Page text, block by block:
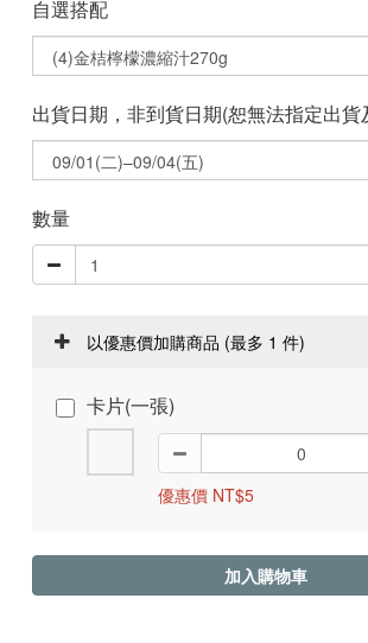
自選搭配
出貨日期，非到貨日期(恕無法指定出貨
數量
以優惠價加購商品 (最多 1 件)
卡片(一張)
優惠價 NT$5
加入購物車